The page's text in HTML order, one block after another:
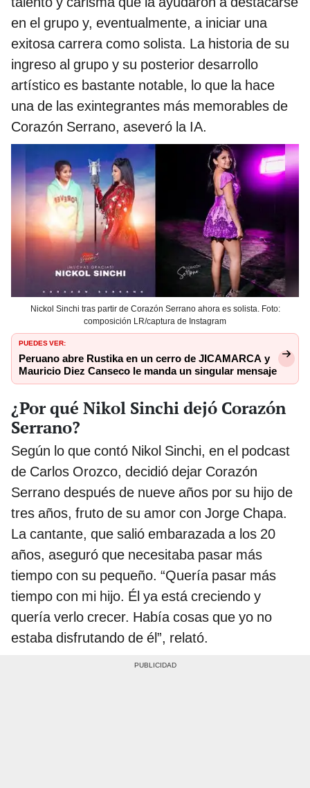
en el grupo y, eventualmente, a iniciar una
exitosa carrera como solista. La historia de su
ingreso al grupo y su posterior desarrollo
artístico es bastante notable, lo que la hace
una de las exintegrantes más memorables de
Corazón Serrano​, aseveró la IA.
Nickol Sinchi tras partir de Corazón Serrano ahora es solista. Foto:
composición LR/captura de Instagram
PUEDES VER:
Peruano abre Rustika en un cerro de JICAMARCA y
Mauricio Diez Canseco le manda un singular mensaje
¿Por qué Nikol Sinchi dejó Corazón
Serrano?
Según lo que contó Nikol Sinchi, en el podcast
de Carlos Orozco, decidió dejar Corazón
Serrano después de nueve años por su hijo de
tres años, fruto de su amor con Jorge Chapa.
La cantante, que salió embarazada a los 20
años, aseguró que necesitaba pasar más
tiempo con su pequeño. “Quería pasar más
tiempo con mi hijo. Él ya está creciendo y
quería verlo crecer. Había cosas que yo no
estaba disfrutando de él”, relató.